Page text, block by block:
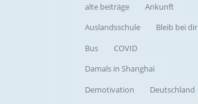
alte beiträge
Ankunft
Auslandsschule
Bleib bei dir
Bus
COVID
Damals in Shanghai
Demotivation
Deutschland